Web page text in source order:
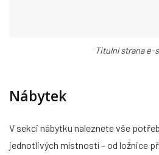
Titulní strana e-
Nábytek
V sekci nábytku naleznete vše
jednotlivých místností – od ložnice